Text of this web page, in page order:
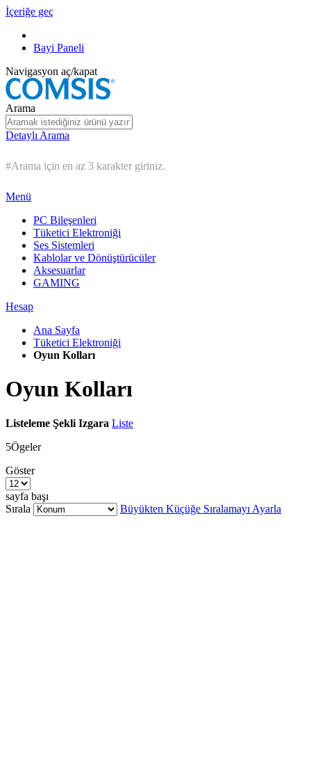
İçeriğe geç
Bayi Paneli
Navigasyon aç/kapat
Arama
Detaylı Arama
#Arama için en az 3 karakter giriniz.
Menü
PC Bileşenleri
Tüketici Elektroniği
Ses Sistemleri
Kablolar ve Dönüştürücüler
Aksesuarlar
GAMING
Hesap
Ana Sayfa
Tüketici Elektroniği
Oyun Kolları
Oyun Kolları
Listeleme Şekli Izgara Liste
5Ögeler
Göster
sayfa başı
Sırala
Büyükten Küçüğe Sıralamayı Ayarla